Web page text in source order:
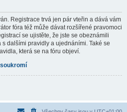
Registrace trvá jen pár vteřin a dává vám
fóra též může dávat rozšířené pravomoci
se ujistěte, že jste se obeznámili
dalšími pravidly a ujednáními. Také se
která se na fóru objeví.